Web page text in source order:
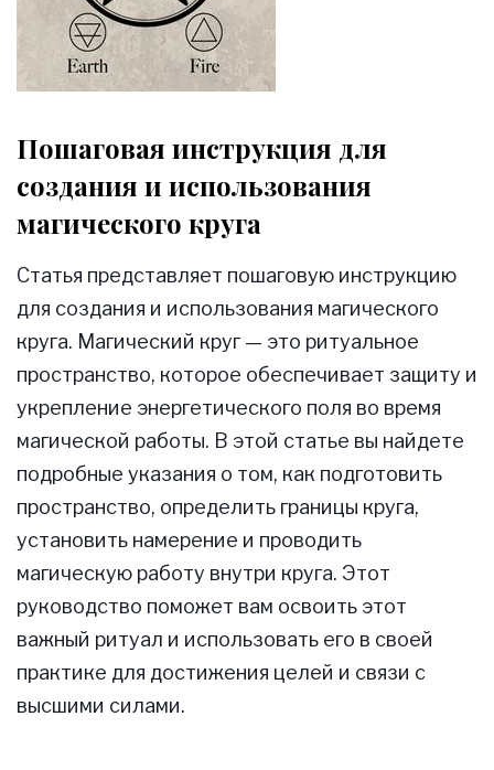
Пошаговая инструкция для
создания и использования
магического круга
Статья представляет пошаговую инструкцию
для создания и использования магического
круга. Магический круг — это ритуальное
пространство, которое обеспечивает защиту и
укрепление энергетического поля во время
магической работы. В этой статье вы найдете
подробные указания о том, как подготовить
пространство, определить границы круга,
установить намерение и проводить
магическую работу внутри круга. Этот
руководство поможет вам освоить этот
важный ритуал и использовать его в своей
практике для достижения целей и связи с
высшими силами.